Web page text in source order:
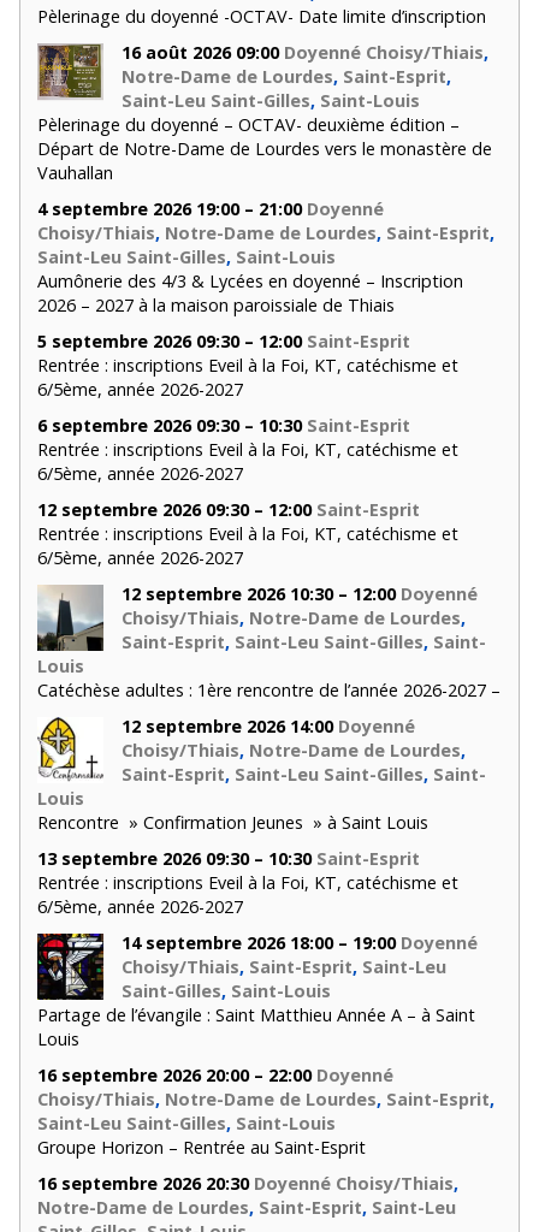
Pèlerinage du doyenné -OCTAV- Date limite d’inscription
16 août 2026 09:00 Doyenné Choisy/Thiais,
Notre-Dame de Lourdes, Saint-Esprit,
Saint-Leu Saint-Gilles, Saint-Louis
Pèlerinage du doyenné – OCTAV- deuxième édition –
Départ de Notre-Dame de Lourdes vers le monastère de
Vauhallan
4 septembre 2026 19:00 – 21:00 Doyenné
Choisy/Thiais, Notre-Dame de Lourdes, Saint-Esprit,
Saint-Leu Saint-Gilles, Saint-Louis
Aumônerie des 4/3 & Lycées en doyenné – Inscription
2026 – 2027 à la maison paroissiale de Thiais
5 septembre 2026 09:30 – 12:00 Saint-Esprit
Rentrée : inscriptions Eveil à la Foi, KT, catéchisme et
6/5ème, année 2026-2027
6 septembre 2026 09:30 – 10:30 Saint-Esprit
Rentrée : inscriptions Eveil à la Foi, KT, catéchisme et
6/5ème, année 2026-2027
12 septembre 2026 09:30 – 12:00 Saint-Esprit
Rentrée : inscriptions Eveil à la Foi, KT, catéchisme et
6/5ème, année 2026-2027
12 septembre 2026 10:30 – 12:00 Doyenné
Choisy/Thiais, Notre-Dame de Lourdes,
Saint-Esprit, Saint-Leu Saint-Gilles, Saint-
Louis
Catéchèse adultes : 1ère rencontre de l’année 2026-2027 –
12 septembre 2026 14:00 Doyenné
Choisy/Thiais, Notre-Dame de Lourdes,
Saint-Esprit, Saint-Leu Saint-Gilles, Saint-
Louis
Rencontre » Confirmation Jeunes » à Saint Louis
13 septembre 2026 09:30 – 10:30 Saint-Esprit
Rentrée : inscriptions Eveil à la Foi, KT, catéchisme et
6/5ème, année 2026-2027
14 septembre 2026 18:00 – 19:00 Doyenné
Choisy/Thiais, Saint-Esprit, Saint-Leu
Saint-Gilles, Saint-Louis
Partage de l’évangile : Saint Matthieu Année A – à Saint
Louis
16 septembre 2026 20:00 – 22:00 Doyenné
Choisy/Thiais, Notre-Dame de Lourdes, Saint-Esprit,
Saint-Leu Saint-Gilles, Saint-Louis
Groupe Horizon – Rentrée au Saint-Esprit
16 septembre 2026 20:30 Doyenné Choisy/Thiais,
Notre-Dame de Lourdes, Saint-Esprit, Saint-Leu